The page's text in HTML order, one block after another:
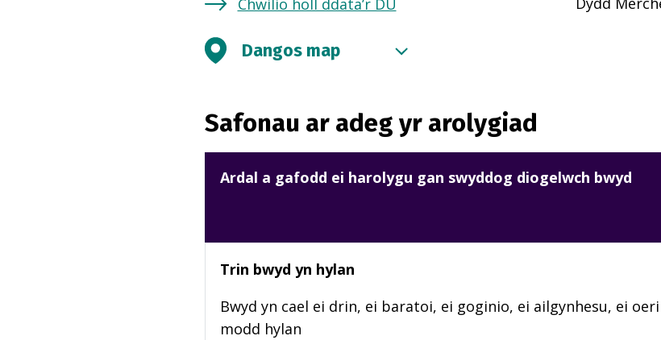
Chwilio holl ddata’r DU
Dangos map
Safonau ar adeg yr arolygiad
Ardal a gafodd ei harolygu gan swyddog diogelwch bwyd
Trin bwyd yn hylan
Bwyd yn cael ei drin, ei baratoi, ei goginio, ei ailgynhesu, ei
modd hylan